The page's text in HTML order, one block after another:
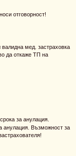
отговорност!
валидна мед. застраховка
да откаже ТП на
за анулация.
анулация. Възможност за